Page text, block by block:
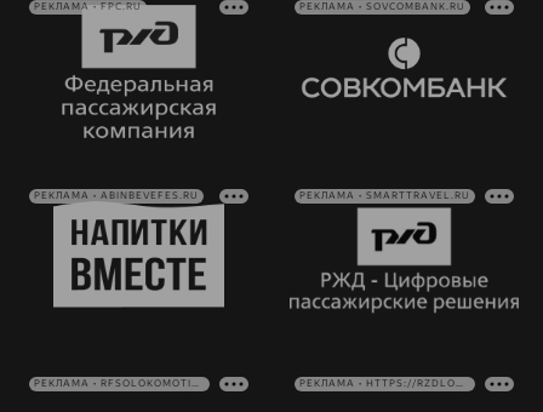
РЕКЛАМА • FPC.RU РЕКЛАМА • SOVCOMBANK.RU
РЕКЛАМА • ABINBEVEFES.RU РЕКЛАМА • SMARTTRAVEL.RU
РЕКЛАМА • RFSOLOKOMOTIV.RU РЕКЛАМА • HTTPS://RZDLOG.RU/